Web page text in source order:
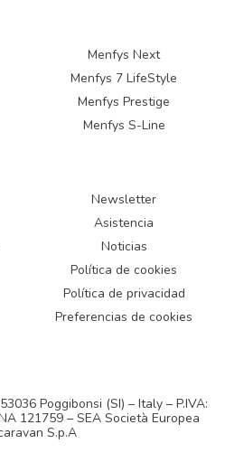
Menfys Next
Menfys 7 LifeStyle
Menfys Prestige
Menfys S-Line
Newsletter
Asistencia
Noticias
Política de cookies
Política de privacidad
Preferencias de cookies
Poggibonsi (SI) – Italy – P.IVA:
121759 – SEA Società Europea
S.p.A